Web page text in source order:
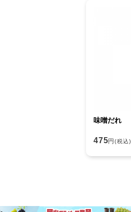
味噌だれ
475円(税込)